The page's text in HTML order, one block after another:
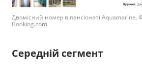
Двомісний номер в пансіонаті Aquamarine.
Booking.com
Середній сегмент